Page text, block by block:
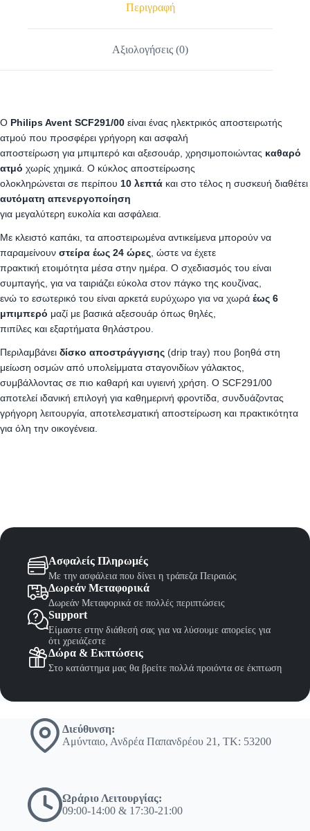
Περιγραφή
Αξιολογήσεις (0)
Ο Philips Avent SCF291/00 είναι ένας ηλεκτρικός αποστειρωτής
ατμού που προσφέρει γρήγορη και ασφαλή
αποστείρωση για μπιμπερό και αξεσουάρ, χρησιμοποιώντας καθαρό
ατμό χωρίς χημικά. Ο κύκλος αποστείρωσης
ολοκληρώνεται σε περίπου 10 λεπτά και στο τέλος η συσκευή διαθέτει
αυτόματη απενεργοποίηση
για μεγαλύτερη ευκολία και ασφάλεια.
Με κλειστό καπάκι, τα αποστειρωμένα αντικείμενα μπορούν να
παραμείνουν στείρα έως 24 ώρες, ώστε να έχετε
πρακτική ετοιμότητα μέσα στην ημέρα. Ο σχεδιασμός του είναι
συμπαγής, για να ταιριάζει εύκολα στον πάγκο της κουζίνας,
ενώ το εσωτερικό του είναι αρκετά ευρύχωρο για να χωρά έως 6
μπιμπερό μαζί με βασικά αξεσουάρ όπως θηλές,
πιπίλες και εξαρτήματα θηλάστρου.
Περιλαμβάνει δίσκο αποστράγγισης (drip tray) που βοηθά στη
μείωση οσμών από υπολείμματα σταγονιδίων γάλακτος,
συμβάλλοντας σε πιο καθαρή και υγιεινή χρήση. Ο SCF291/00
αποτελεί ιδανική επιλογή για καθημερινή φροντίδα, συνδυάζοντας
γρήγορη λειτουργία, αποτελεσματική αποστείρωση και πρακτικότητα
για όλη την οικογένεια.
Ασφαλείς Πληρωμές
Με την ασφάλεια που δίνει η τράπεζα Πειραιώς
Δωρεάν Μεταφορικά
Δωρεάν Μεταφορικά σε πολλές περιπτώσεις
Support
Είμαστε στην διάθεσή σας για να λύσουμε απορείες για
ότι χρειάζεστε
Δώρα & Εκπτώσεις
Στο κατάστημα μας θα βρείτε πολλά προιόντα σε έκπτωση
Διεύθυνση:
Αμύνταιο, Ανδρέα Παπανδρέου 21, ΤΚ: 53200
Ωράριο Λειτουργίας:
09:00-14:00 & 17:30-21:00